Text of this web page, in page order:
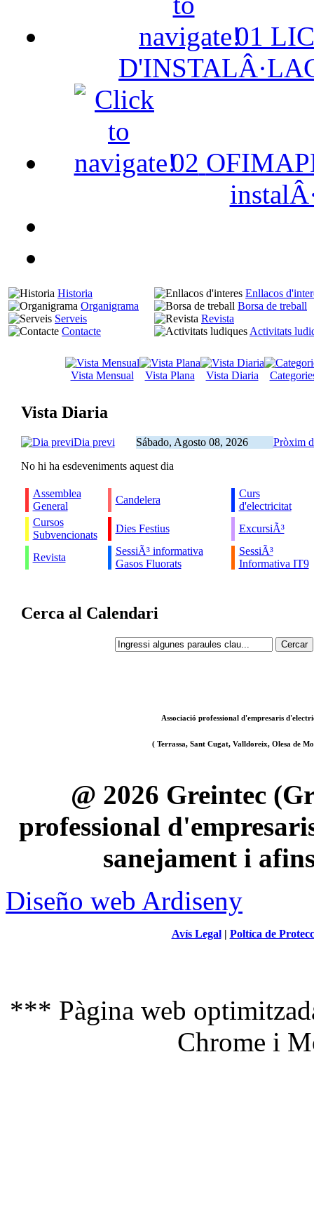
01
02
Historia
Organigrama
Serveis
Contacte
Enllacos
Borsa de treball
Revista
Activitats
Vista Mensual Vista Plana Vista Diaria
Vista Diaria
Dia previ Sábado, Agosto 08, 2026
Pròxim
No hi ha esdeveniments aquest dia
Assemblea
General
Candelera
Curs
d'electricitat
Cursos
Subvencionats
Dies Festius ExcursiÃ³
Revista
SessiÃ³ informativa
Gasos Fluorats
SessiÃ³
Informativa IT9
Cerca al Calendari
Associació professional d'empresaris
( Terrassa, Sant Cugat, Valldoreix, Olesa de
@ 2026 Greintec
professional
sanejament i
Diseño web Ardiseny
Avís Legal| Poltíca de
*** Pàgina web
Chrome i